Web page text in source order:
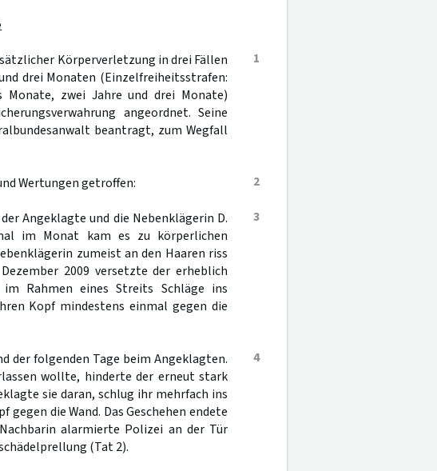
1
Körperverletzung in drei Fällen
drei Monaten (Einzelfreiheitsstrafen:
zwei Jahre und drei Monate)
angeordnet. Seine
beantragt, zum Wegfall
2
Wertungen getroffen:
3
Angeklagte und die Nebenklägerin D.
im Monat kam es zu körperlichen
zumeist an den Haaren riss
2009 versetzte der erheblich
Rahmen eines Streits Schläge ins
Kopf mindestens einmal gegen die
4
der folgenden Tage beim Angeklagten.
wollte, hinderte der erneut stark
sie daran, schlug ihr mehrfach ins
die Wand. Das Geschehen endete
alarmierte Polizei an der Tür
(Tat 2).